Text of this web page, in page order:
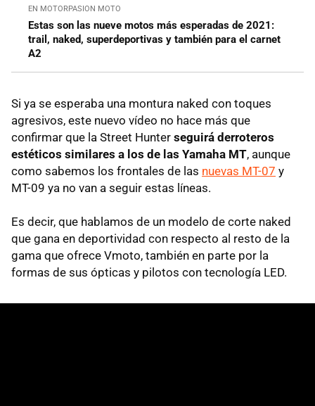
EN MOTORPASION MOTO
Estas son las nueve motos más esperadas de 2021:
trail, naked, superdeportivas y también para el carnet
A2
Si ya se esperaba una montura naked con toques
agresivos, este nuevo vídeo no hace más que
confirmar que la Street Hunter seguirá derroteros
estéticos similares a los de las Yamaha MT, aunque
como sabemos los frontales de las nuevas MT-07 y
MT-09 ya no van a seguir estas líneas.
Es decir, que hablamos de un modelo de corte naked
que gana en deportividad con respecto al resto de la
gama que ofrece Vmoto, también en parte por la
formas de sus ópticas y pilotos con tecnología LED.